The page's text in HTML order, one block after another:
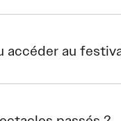
Festival représente
accéder au